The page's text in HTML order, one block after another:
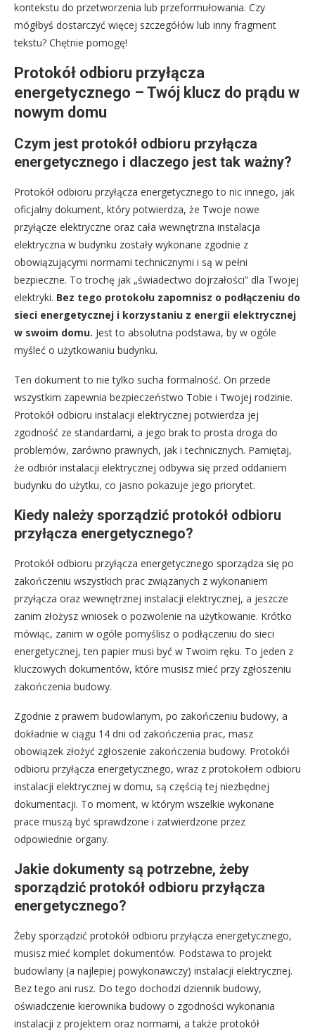
kontekstu do przetworzenia lub przeformułowania. Czy
mógłbyś dostarczyć więcej szczegółów lub inny fragment
tekstu? Chętnie pomogę!
Protokół odbioru przyłącza
energetycznego – Twój klucz do prądu w
nowym domu
Czym jest protokół odbioru przyłącza
energetycznego i dlaczego jest tak ważny?
Protokół odbioru przyłącza energetycznego to nic innego, jak
oficjalny dokument, który potwierdza, że Twoje nowe
przyłącze elektryczne oraz cała wewnętrzna instalacja
elektryczna w budynku zostały wykonane zgodnie z
obowiązującymi normami technicznymi i są w pełni
bezpieczne. To trochę jak „świadectwo dojrzałości” dla Twojej
elektryki. Bez tego protokołu zapomnisz o podłączeniu do
sieci energetycznej i korzystaniu z energii elektrycznej
w swoim domu. Jest to absolutna podstawa, by w ogóle
myśleć o użytkowaniu budynku.
Ten dokument to nie tylko sucha formalność. On przede
wszystkim zapewnia bezpieczeństwo Tobie i Twojej rodzinie.
Protokół odbioru instalacji elektrycznej potwierdza jej
zgodność ze standardami, a jego brak to prosta droga do
problemów, zarówno prawnych, jak i technicznych. Pamiętaj,
że odbiór instalacji elektrycznej odbywa się przed oddaniem
budynku do użytku, co jasno pokazuje jego priorytet.
Kiedy należy sporządzić protokół odbioru
przyłącza energetycznego?
Protokół odbioru przyłącza energetycznego sporządza się po
zakończeniu wszystkich prac związanych z wykonaniem
przyłącza oraz wewnętrznej instalacji elektrycznej, a jeszcze
zanim złożysz wniosek o pozwolenie na użytkowanie. Krótko
mówiąc, zanim w ogóle pomyślisz o podłączeniu do sieci
energetycznej, ten papier musi być w Twoim ręku. To jeden z
kluczowych dokumentów, które musisz mieć przy zgłoszeniu
zakończenia budowy.
Zgodnie z prawem budowlanym, po zakończeniu budowy, a
dokładnie w ciągu 14 dni od zakończenia prac, masz
obowiązek złożyć zgłoszenie zakończenia budowy. Protokół
odbioru przyłącza energetycznego, wraz z protokołem odbioru
instalacji elektrycznej w domu, są częścią tej niezbędnej
dokumentacji. To moment, w którym wszelkie wykonane
prace muszą być sprawdzone i zatwierdzone przez
odpowiednie organy.
Jakie dokumenty są potrzebne, żeby
sporządzić protokół odbioru przyłącza
energetycznego?
Żeby sporządzić protokół odbioru przyłącza energetycznego,
musisz mieć komplet dokumentów. Podstawa to projekt
budowlany (a najlepiej powykonawczy) instalacji elektrycznej.
Bez tego ani rusz. Do tego dochodzi dziennik budowy,
oświadczenie kierownika budowy o zgodności wykonania
instalacji z projektem oraz normami, a także protokół